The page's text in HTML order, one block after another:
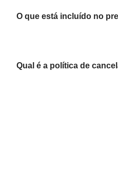
O que está incluído no
Qual é a política de